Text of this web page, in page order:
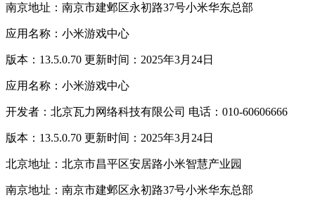
南京地址：南京市建邺区永初路37号小米华东总部
应用名称：小米游戏中心
版本：13.5.0.70 更新时间：2025年3月24日
应用名称：小米游戏中心
开发者：北京瓦力网络科技有限公司 电话：010-60606666
版本：13.5.0.70 更新时间：2025年3月24日
北京地址：北京市昌平区安居路小米智慧产业园
南京地址：南京市建邺区永初路37号小米华东总部